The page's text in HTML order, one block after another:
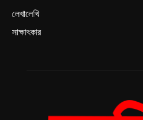
লেখালেখি
সাক্ষাৎকার